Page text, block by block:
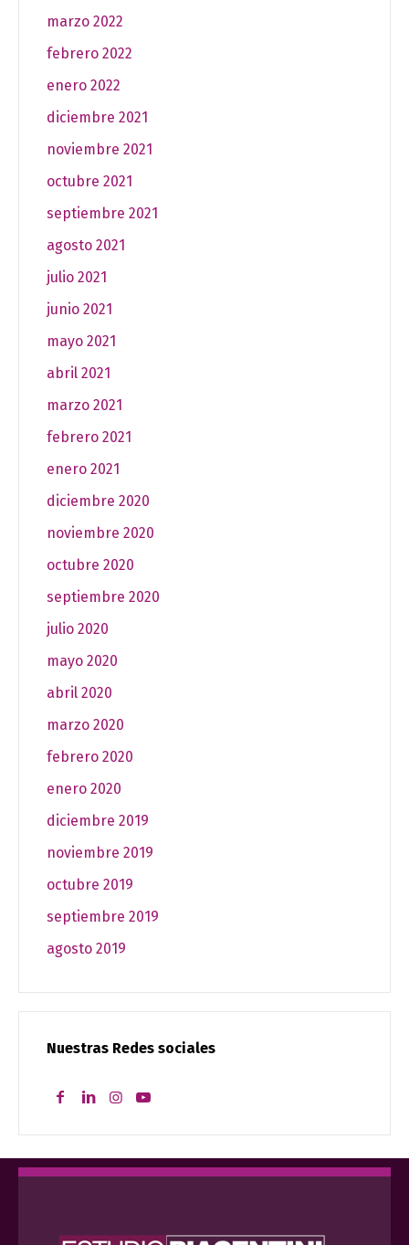
marzo 2022
febrero 2022
enero 2022
diciembre 2021
noviembre 2021
octubre 2021
septiembre 2021
agosto 2021
julio 2021
junio 2021
mayo 2021
abril 2021
marzo 2021
febrero 2021
enero 2021
diciembre 2020
noviembre 2020
octubre 2020
septiembre 2020
julio 2020
mayo 2020
abril 2020
marzo 2020
febrero 2020
enero 2020
diciembre 2019
noviembre 2019
octubre 2019
septiembre 2019
agosto 2019
Nuestras Redes sociales